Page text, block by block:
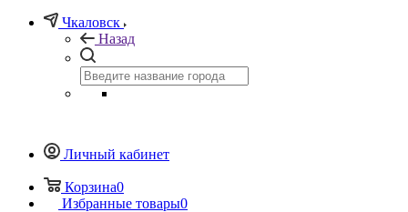
Чкаловск
Назад
Личный кабинет
Корзина0
Избранные товары0